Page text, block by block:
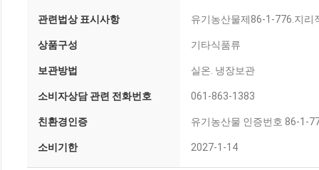
관련법상 표시사항 유기농산물제86-1-776.지리
상품구성 기타식품류
보관방법 실온. 냉장보관
소비자상담 관련 전화번호 061-863-1383
친환경인증 유기농산물 인증번호 86-1-
소비기한 2027-1-14